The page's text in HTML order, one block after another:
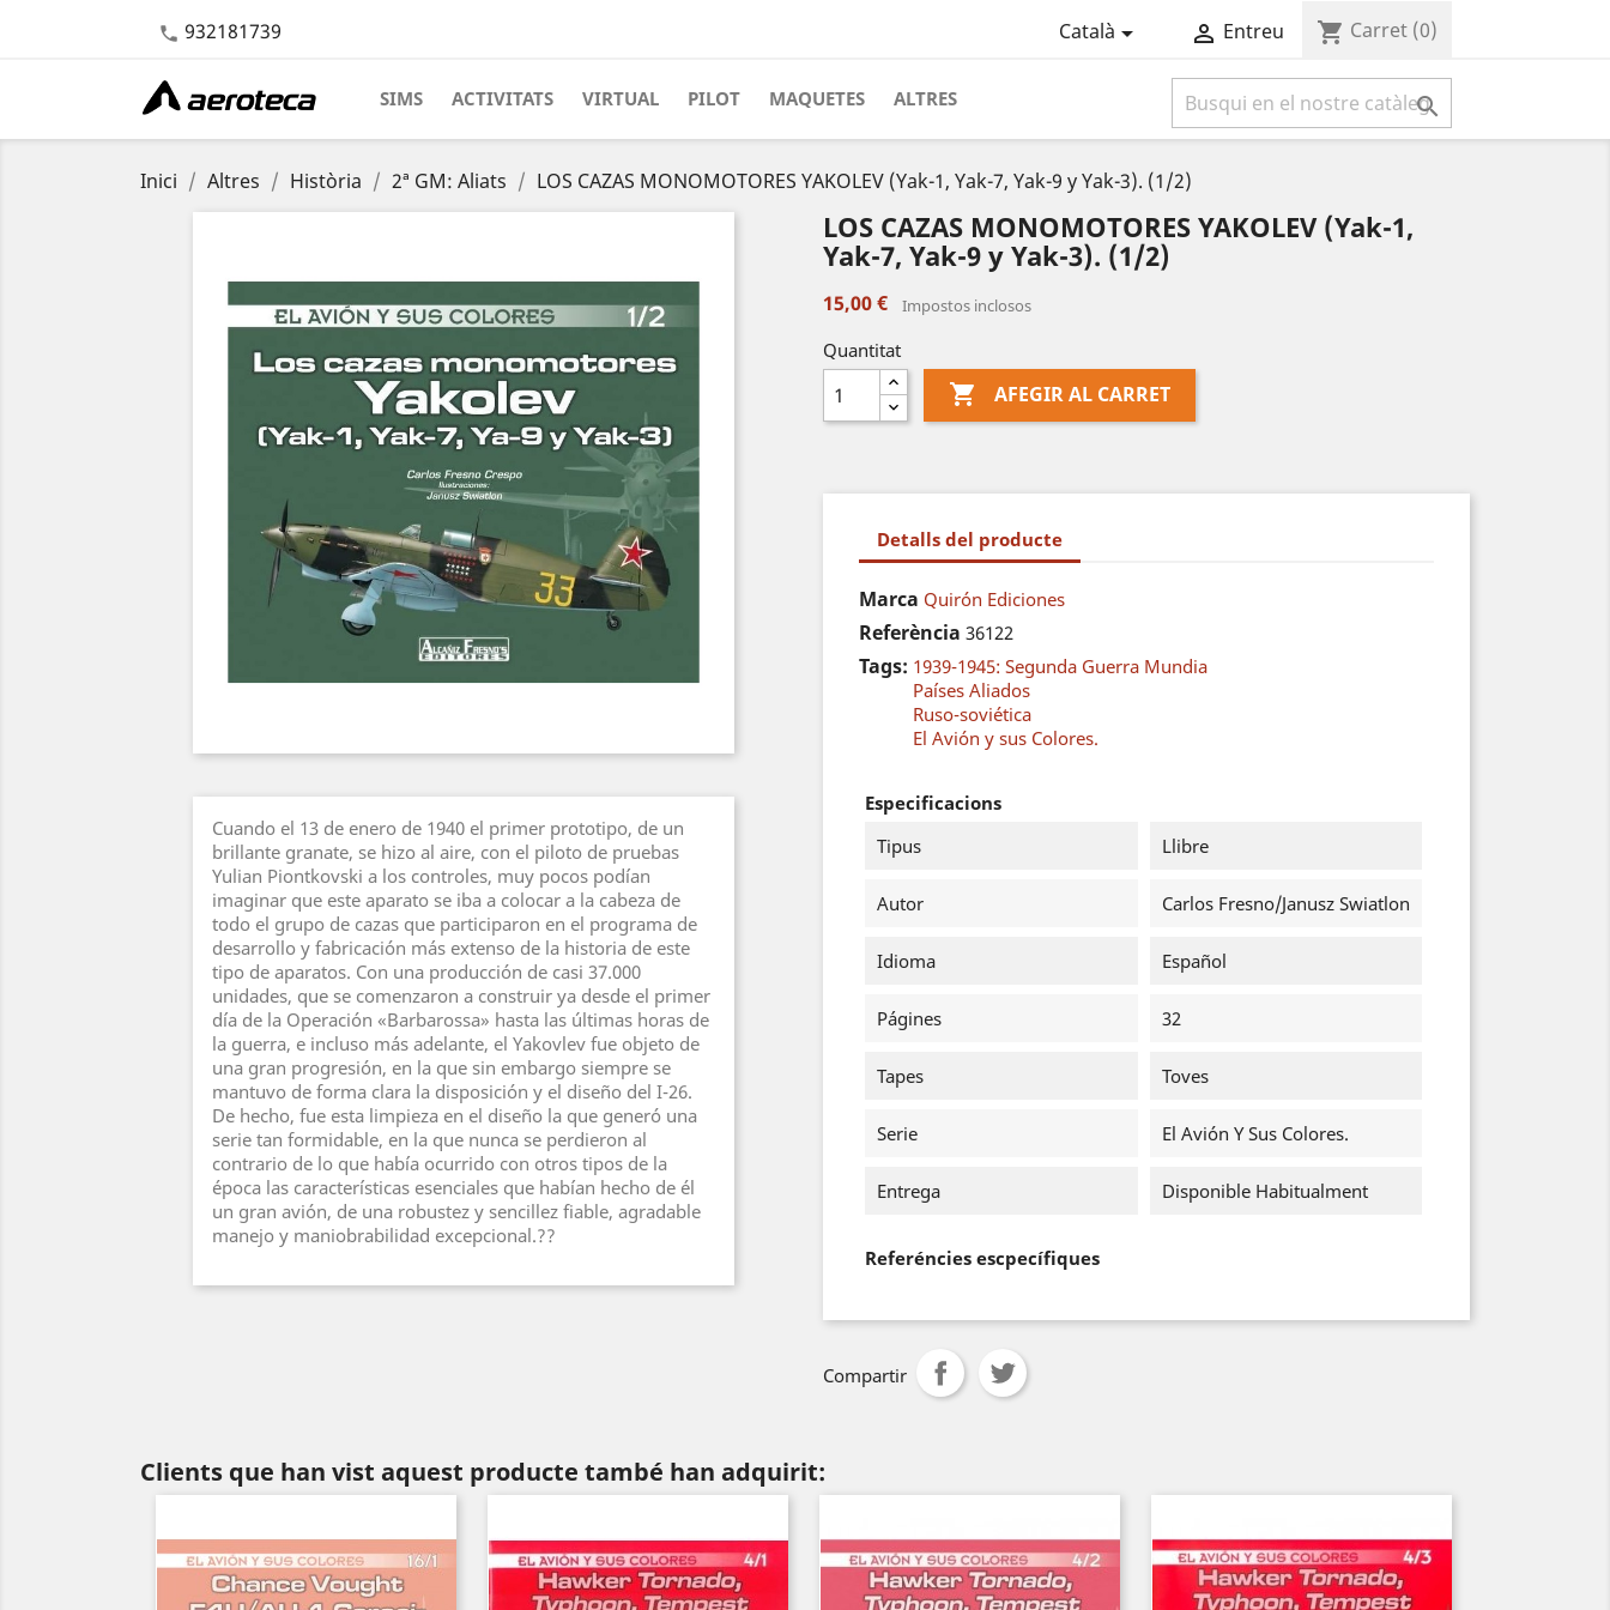
 932181739 Català  Entreu shopping_cart Carret (0)
SIMS ACTIVITATS VIRTUAL PILOT MAQUETES ALTRES 
Inici Altres Història 2ª GM: Aliats LOS CAZAS MONOMOTORES YAKOLEV (Yak-1, Yak-7, Yak-9 y Yak-3). (1/2)
Cuando el 13 de enero de 1940 el primer prototipo, de un
brillante granate, se hizo al aire, con el piloto de pruebas
Yulian Piontkovski a los controles, muy pocos podían
imaginar que este aparato se iba a colocar a la cabeza de
todo el grupo de cazas que participaron en el programa de
desarrollo y fabricación más extenso de la historia de este
tipo de aparatos. Con una producción de casi 37.000
unidades, que se comenzaron a construir ya desde el primer
día de la Operación «Barbarossa» hasta las últimas horas de
la guerra, e incluso más adelante, el Yakovlev fue objeto de
una gran progresión, en la que sin embargo siempre se
mantuvo de forma clara la disposición y el diseño del I-26.
De hecho, fue esta limpieza en el diseño la que generó una
serie tan formidable, en la que nunca se perdieron al
contrario de lo que había ocurrido con otros tipos de la
época las características esenciales que habían hecho de él
un gran avión, de una robustez y sencillez fiable, agradable
manejo y maniobrabilidad excepcional.??
LOS CAZAS MONOMOTORES YAKOLEV (Yak-1,
Yak-7, Yak-9 y Yak-3). (1/2)
15,00 € Impostos inclosos
Quantitat
 AFEGIR AL CARRET
Detalls del producte
Marca Quirón Ediciones
Referència 36122
Tags: 1939-1945: Segunda Guerra Mundia
Países Aliados
Ruso-soviética
El Avión y sus Colores.
Especificacions
Tipus
Llibre
Autor Carlos Fresno/Janusz Swiatlon
Idioma Español
Págines 32
Tapes Toves
Serie El Avión Y Sus Colores.
Entrega Disponible Habitualment
Referéncies escpecífiques
Compartir
Clients que han vist aquest producte també han adquirit: